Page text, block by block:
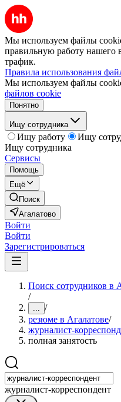
Мы используем файлы
правильную работу нашего
трафик.
Правила использования
Мы используем файлы
файлов cookie
Понятно
Ищу сотрудника
Ищу работу
Ищу
Ищу сотрудника
Сервисы
Помощь
Ещё
Поиск
Агалатово
Войти
Войти
Зарегистрироваться
Поиск сотрудников в
/
... /
резюме в Агалатове/
журналист-
полная занятость
журналист-корреспондент